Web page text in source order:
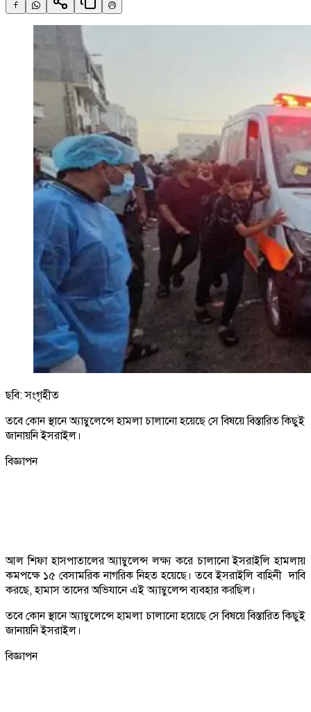
ছবি: সংগৃহীত
তবে কোন স্থানে অ্যাম্বুলেন্সে হামলা চালানো হয়েছে সে বিষয়ে বিস্তারিত কিছুই
জানায়নি ইসরাইল।
বিজ্ঞাপন
আল শিফা হাসপাতালের অ্যাম্বুলেন্স লক্ষ্য করে চালানো ইসরাইলি হামলায়
কমপক্ষে ১৫ বেসামরিক নাগরিক নিহত হয়েছে। তবে ইসরাইলি বাহিনী দাবি
করছে, হামাস তাদের অভিযানে এই অ্যাম্বুলেন্স ব্যবহার করছিল।
তবে কোন স্থানে অ্যাম্বুলেন্সে হামলা চালানো হয়েছে সে বিষয়ে বিস্তারিত কিছুই
জানায়নি ইসরাইল।
বিজ্ঞাপন